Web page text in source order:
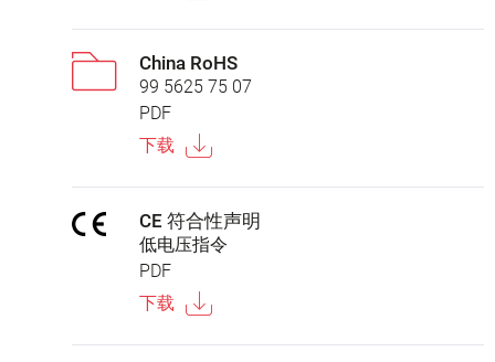
China RoHS
99 5625 75 07
PDF
下载
CE 符合性声明
低电压指令
PDF
下载